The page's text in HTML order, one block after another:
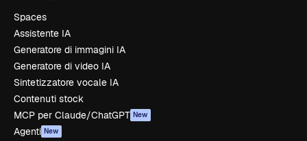
Spaces
Assistente IA
Generatore di immagini IA
Generatore di video IA
Sintetizzatore vocale IA
Contenuti stock
MCP per Claude/ChatGPT New
Agenti New